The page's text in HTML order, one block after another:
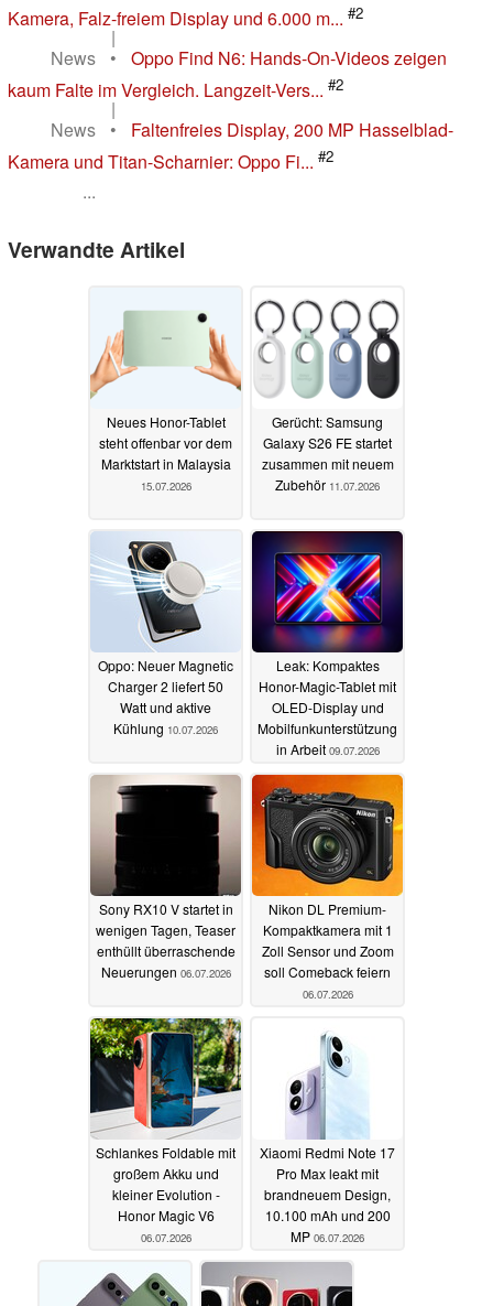
Kamera, Falz-freiem Display und 6.000 m... #2
|
News
•
Oppo Find N6: Hands-On-Videos zeigen
kaum Falte im Vergleich. Langzeit-Vers... #2
|
News
•
Faltenfreies Display, 200 MP Hasselblad-
Kamera und Titan-Scharnier: Oppo Fi... #2
...
Verwandte Artikel
Neues Honor-Tablet
steht offenbar vor dem
Marktstart in Malaysia
15.07.2026
Gerücht: Samsung
Galaxy S26 FE startet
zusammen mit neuem
Zubehör 11.07.2026
Oppo: Neuer Magnetic
Charger 2 liefert 50
Watt und aktive
Kühlung 10.07.2026
Leak: Kompaktes
Honor-Magic-Tablet mit
OLED-Display und
Mobilfunkunterstützung
in Arbeit 09.07.2026
Sony RX10 V startet in
wenigen Tagen, Teaser
enthüllt überraschende
Neuerungen 06.07.2026
Nikon DL Premium-
Kompaktkamera mit 1
Zoll Sensor und Zoom
soll Comeback feiern
06.07.2026
Schlankes Foldable mit
großem Akku und
kleiner Evolution -
Honor Magic V6
06.07.2026
Xiaomi Redmi Note 17
Pro Max leakt mit
brandneuem Design,
10.100 mAh und 200
MP 06.07.2026